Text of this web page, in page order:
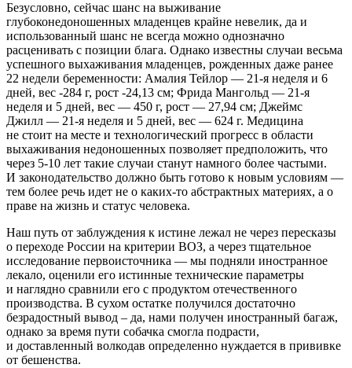
Безусловно, сейчас шанс на выживание
глубоконедоношенных младенцев крайне невелик, да и
использованный шанс не всегда можно однозначно
расценивать с позиции блага. Однако известны случаи весьма
успешного выхаживания младенцев, рожденных даже ранее
22 недели беременности: Амалия Тейлор — 21-я неделя и 6
дней, вес -284 г, рост -24,13 см; Фрида Мангольд — 21-я
неделя и 5 дней, вес — 450 г, рост — 27,94 см; Джеймс
Джилл — 21-я неделя и 5 дней, вес — 624 г. Медицина
не стоит на месте и технологический прогресс в области
выхаживания недоношенных позволяет предположить, что
через 5-10 лет такие случаи станут намного более частыми.
И законодательство должно быть готово к новым условиям —
тем более речь идет не о каких-то абстрактных материях, а о
праве на жизнь и статус человека.
Наш путь от заблуждения к истине лежал не через пересказы
о переходе России на критерии ВОЗ, а через тщательное
исследование первоисточника — мы подняли иностранное
лекало, оценили его истинные технические параметры
и наглядно сравнили его с продуктом отечественного
производства. В сухом остатке получился достаточно
безрадостный вывод – да, нами получен иностранный багаж,
однако за время пути собачка смогла подрасти,
и доставленный волкодав определенно нуждается в прививке
от бешенства.